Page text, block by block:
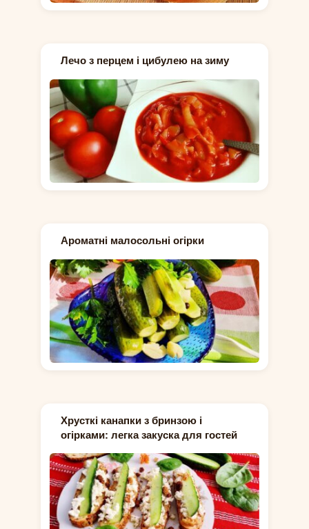
Лечо з перцем і цибулею на зиму
Ароматні малосольні огірки
Хрусткі канапки з бринзою і
огірками: легка закуска для гостей